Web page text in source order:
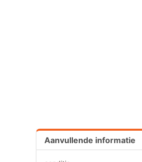
Aanvullende informatie